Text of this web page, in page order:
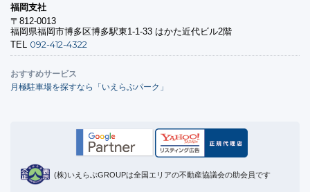
福岡支社
〒812-0013
福岡県福岡市博多区博多駅東1-1-33 はかた近代ビル2階
TEL 092-412-4322
おすすめサービス
月極駐車場を探すなら「いえらぶパーク」
(株)いえらぶGROUPは全国エリアの不動産協議会の助会員です